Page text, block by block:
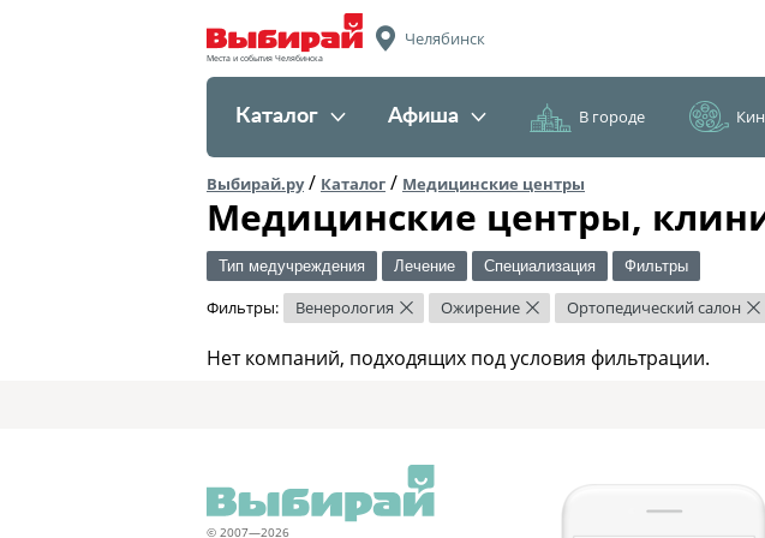
Места и события Челябинска
Челябинск
Каталог Афиша В городе
Выбирай.ру/ Каталог / Медицинские центры
Медицинские центры,
Тип медучреждения Лечение Специализация Фильтры
Фильтры: Венерология × Ожирение × Ортопедический салон ×
Нет компаний, подходящих под условия фильтрации.
© 2007—2026